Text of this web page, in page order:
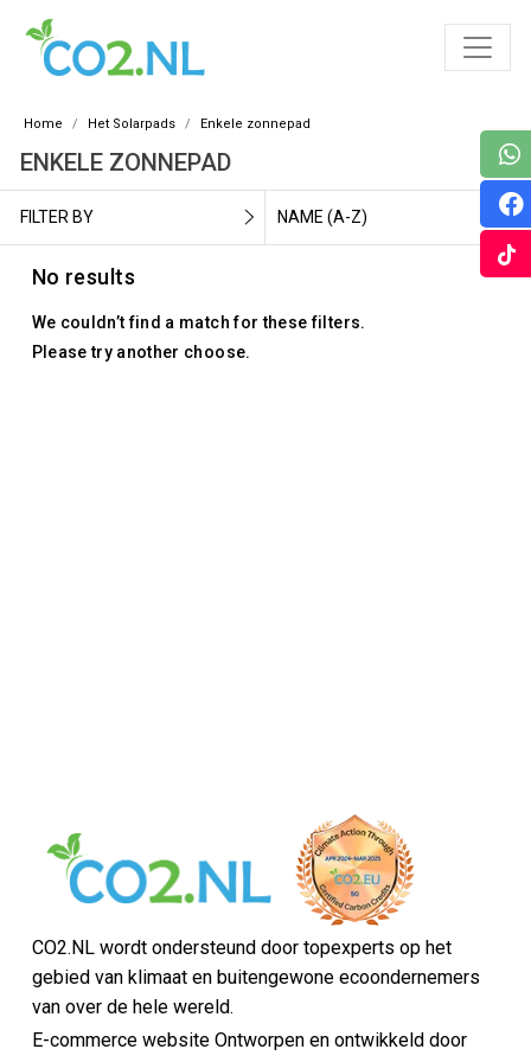
Home Het Solarpads Enkele zonnepad
ENKELE ZONNEPAD
FILTER BY NAME (A-Z)
No results
We couldn’t find a match for these filters.
Please try another choose.
CO2.NL wordt ondersteund door topexperts op het
gebied van klimaat en buitengewone ecoondernemers
van over de hele wereld.
E-commerce website Ontworpen en ontwikkeld door